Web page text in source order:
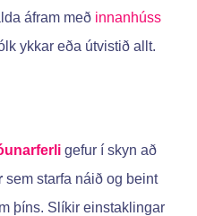
áfram með innanhúss
ykkar eða útvistið allt.
gefur í skyn að
sem starfa náið og beint
þíns. Slíkir einstaklingar